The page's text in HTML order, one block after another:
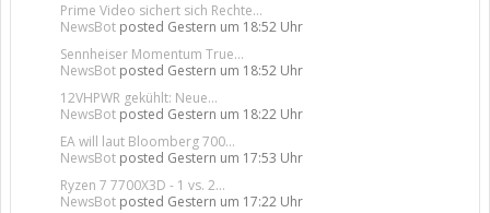
Prime Video sichert sich Rechte...
NewsBot posted Gestern um 18:52 Uhr
Sennheiser Momentum True...
NewsBot posted Gestern um 18:52 Uhr
12VHPWR gekühlt: Neue...
NewsBot posted Gestern um 18:22 Uhr
EA will laut Bloomberg 700...
NewsBot posted Gestern um 17:53 Uhr
Ryzen 7 7700X3D - 1 vs. 2...
NewsBot posted Gestern um 17:22 Uhr